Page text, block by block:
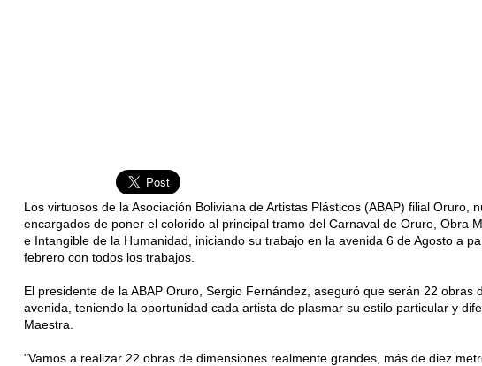
Los virtuosos de la Asociación Boliviana de Artistas Plásticos (ABAP) filial Oruro,
encargados de poner el colorido al principal tramo del Carnaval de Oruro, Obra
e Intangible de la Humanidad, iniciando su trabajo en la avenida 6 de Agosto a
febrero con todos los trabajos.
El presidente de la ABAP Oruro, Sergio Fernández, aseguró que serán 22 obras
avenida, teniendo la oportunidad cada artista de plasmar su estilo particular y
Maestra.
"Vamos a realizar 22 obras de dimensiones realmente grandes, más de diez